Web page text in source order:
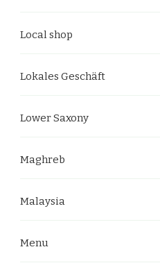
Local shop
Lokales Geschäft
Lower Saxony
Maghreb
Malaysia
Menu